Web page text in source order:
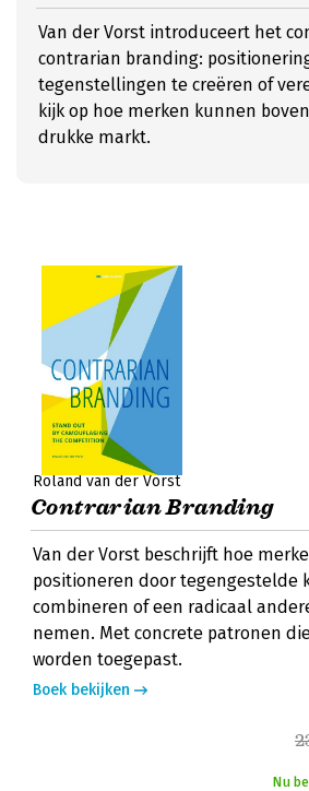
Van der Vorst introduceert het
contrarian branding:
tegenstellingen te creëren of
kijk op hoe merken kunnen
drukke markt.
Roland van der Vorst
Contrarian Branding
Van der Vorst beschrijft hoe
positioneren door tegengestelde
combineren of een radicaal
nemen. Met concrete patronen
worden toegepast.
Boek bekijken
Nu